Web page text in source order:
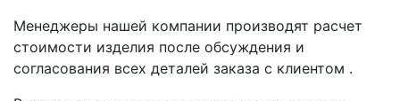
Менеджеры нашей компании производят расчет
стоимости изделия после обсуждения и
согласования всех деталей заказа с клиентом .